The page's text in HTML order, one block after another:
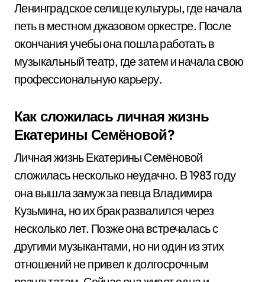
Ленинградское селище культуры, где начала
петь в местном джазовом оркестре. После
окончания учебы она пошла работать в
музыкальный театр, где затем и начала свою
профессиональную карьеру.
Как сложилась личная жизнь
Екатерины Семёновой?
Личная жизнь Екатерины Семёновой
сложилась несколько неудачно. В 1983 году
она вышла замуж за певца Владимира
Кузьмина, но их брак развалился через
несколько лет. Позже она встречалась с
другими музыкантами, но ни один из этих
отношений не привел к долгосрочным